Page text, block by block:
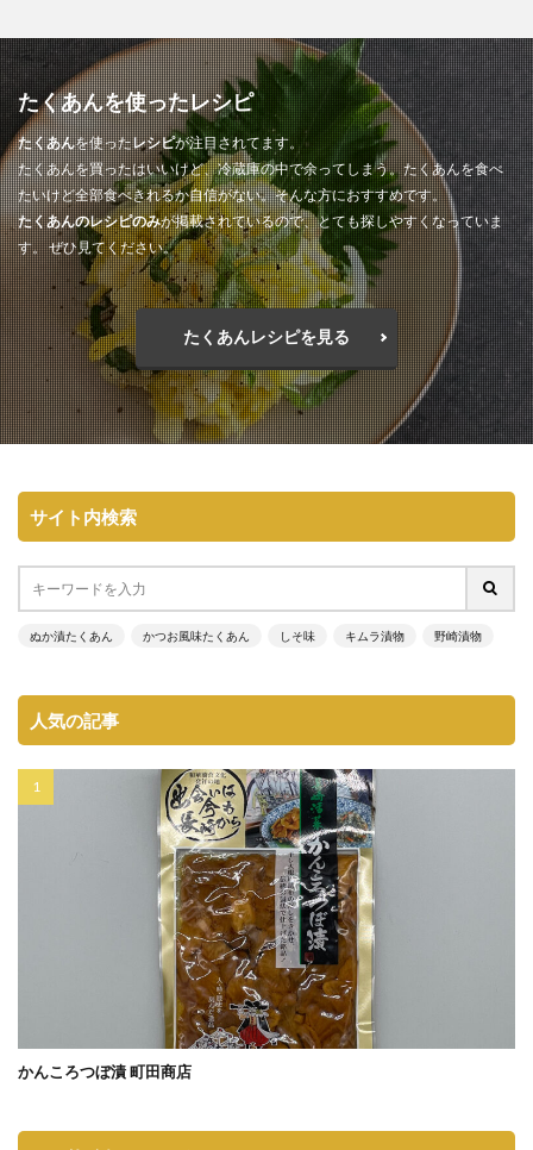
たくあんを使ったレシピ
たくあんを使ったレシピが注目されてます。
たくあんを買ったはいいけど、冷蔵庫の中で余ってしまう。たくあんを食べ
たいけど全部食べきれるか自信がない。そんな方におすすめです。
たくあんのレシピのみが掲載されているので、とても探しやすくなっていま
す。 ぜひ見てください。
たくあんレシピを見る
サイト内検索
ぬか漬たくあん かつお風味たくあん しそ味 キムラ漬物 野崎漬物
人気の記事
かんころつぼ漬 町田商店